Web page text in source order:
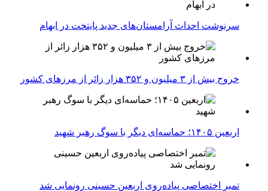
سرنوشت احداث آرامستان‌های جدید پایتخت در ابهام
خروج بیش از ۳ میلیون و ۳۵۲ هزار زائر از مرزهای کشور
اربعین ۱۴۰۵؛ حماسه‌ای دیگر با سوگ رهبر شهید
تمبر اختصاصی پیاده‌روی اربعین حسینی رونمایی شد